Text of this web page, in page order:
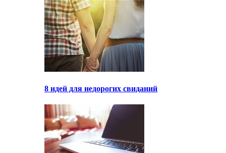
8 идей для недорогих свиданий